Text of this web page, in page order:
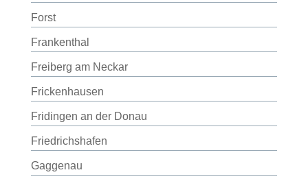
Forst
Frankenthal
Freiberg am Neckar
Frickenhausen
Fridingen an der Donau
Friedrichshafen
Gaggenau